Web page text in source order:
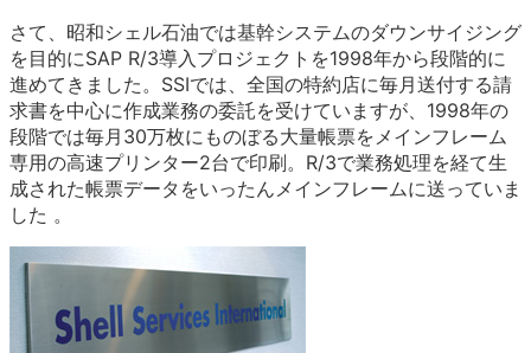
さて、昭和シェル石油では基幹システムのダウンサイジング
を目的にSAP R/3導入プロジェクトを1998年から段階的に
進めてきました。SSIでは、全国の特約店に毎月送付する請
求書を中心に作成業務の委託を受けていますが、1998年の
段階では毎月30万枚にものぼる大量帳票をメインフレーム
専用の高速プリンター2台で印刷。R/3で業務処理を経て生
成された帳票データをいったんメインフレームに送っていま
した 。